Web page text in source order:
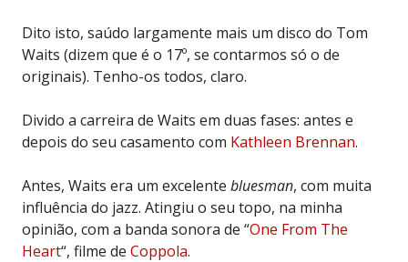
Dito isto, saúdo largamente mais um disco do Tom
Waits (dizem que é o 17º, se contarmos só o de
originais). Tenho-os todos, claro.
Divido a carreira de Waits em duas fases: antes e
depois do seu casamento com Kathleen Brennan.
Antes, Waits era um excelente bluesman, com muita
influência do jazz. Atingiu o seu topo, na minha
opinião, com a banda sonora de “One From The
Heart“, filme de Coppola.